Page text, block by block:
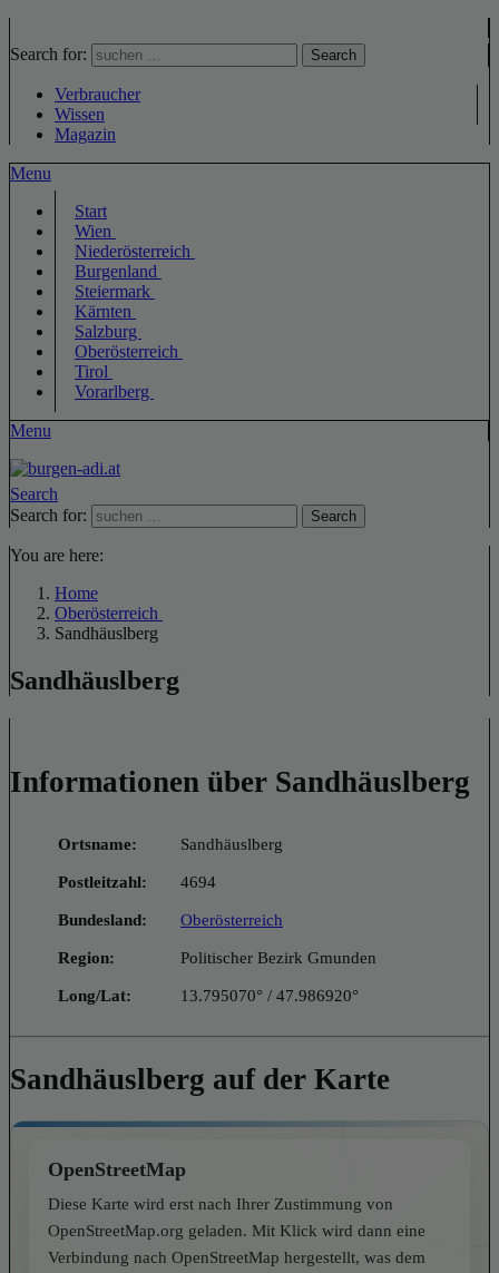
Search for: Search
Verbraucher
Wissen
Magazin
Menu
Start
Wien
Niederösterreich
Burgenland
Steiermark
Kärnten
Salzburg
Oberösterreich
Tirol
Vorarlberg
Menu
Search
Search for:
Search
You are here:
Home
Oberösterreich
Sandhäuslberg
Sandhäuslberg
Informationen über Sandhäuslberg
Ortsname: Sandhäuslberg
Postleitzahl: 4694
Bundesland: Oberösterreich
Region: Politischer Bezirk Gmunden
Long/Lat: 13.795070° / 47.986920°
Sandhäuslberg auf der Karte
OpenStreetMap
Diese Karte wird erst nach Ihrer Zustimmung von
OpenStreetMap.org geladen. Mit Klick wird dann eine
Verbindung nach OpenStreetMap hergestellt, was dem